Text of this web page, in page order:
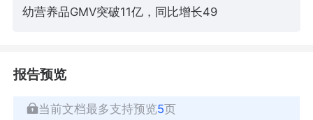
幼营养品GMV突破11亿，同比增长49
报告预览
当前文档最多支持预览5页